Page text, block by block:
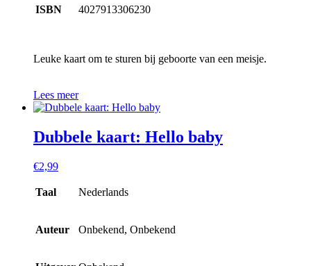
ISBN 4027913306230
Leuke kaart om te sturen bij geboorte van een meisje.
Lees meer
Dubbele kaart: Hello baby
€2,99
Taal Nederlands
Auteur Onbekend, Onbekend